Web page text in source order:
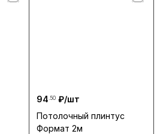
94.50 ₽/шт
Потолочный плинтус
Формат 2м